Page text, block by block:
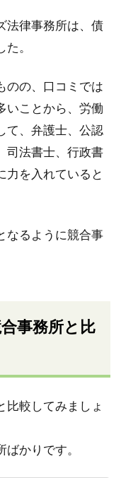
法律事務所は、債
。
のの、口コミでは
いことから、労働
て、弁護士、公認
司法書士、行政書
力を入れていると
なるように競合事
事務所と比
比較してみましょ
かりです。